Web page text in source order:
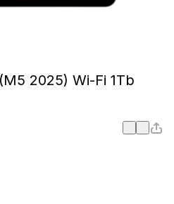
2025) Wi-Fi 1Tb